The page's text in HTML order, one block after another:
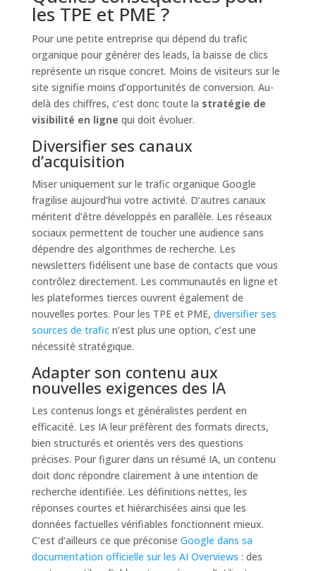
les TPE et PME ?
Pour une petite entreprise qui dépend du trafic
organique pour générer des leads, la baisse de clics
représente un risque concret. Moins de visiteurs sur le
site signifie moins d’opportunités de conversion. Au-
delà des chiffres, c’est donc toute la stratégie de
visibilité en ligne qui doit évoluer.
Diversifier ses canaux
d’acquisition
Miser uniquement sur le trafic organique Google
fragilise aujourd’hui votre activité. D’autres canaux
méritent d’être développés en parallèle. Les réseaux
sociaux permettent de toucher une audience sans
dépendre des algorithmes de recherche. Les
newsletters fidélisent une base de contacts que vous
contrôlez directement. Les communautés en ligne et
les plateformes tierces ouvrent également de
nouvelles portes. Pour les TPE et PME, diversifier ses
sources de traficn’est plus une option, c’est une
nécessité stratégique.
Adapter son contenu aux
nouvelles exigences des IA
Les contenus longs et généralistes perdent en
efficacité. Les IA leur préfèrent des formats directs,
bien structurés et orientés vers des questions
précises. Pour figurer dans un résumé IA, un contenu
doit donc répondre clairement à une intention de
recherche identifiée. Les définitions nettes, les
réponses courtes et hiérarchisées ainsi que les
données factuelles vérifiables fonctionnent mieux.
C’est d’ailleurs ce que préconise Google dans sa
documentation officielle sur les AI Overviews : des